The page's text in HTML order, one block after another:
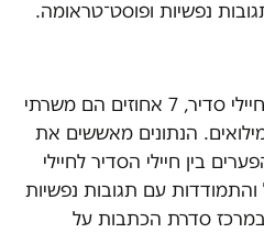
נפשיות ופוסט־טראומה.
רק 16 אחוז מהפצועים הם חיילי סדיר, 7 אחוזים הם משרתי
בין חיילי הסדיר לחיילי
והתמודדות עם תגובות נפשיות
סדרת הכתבות על